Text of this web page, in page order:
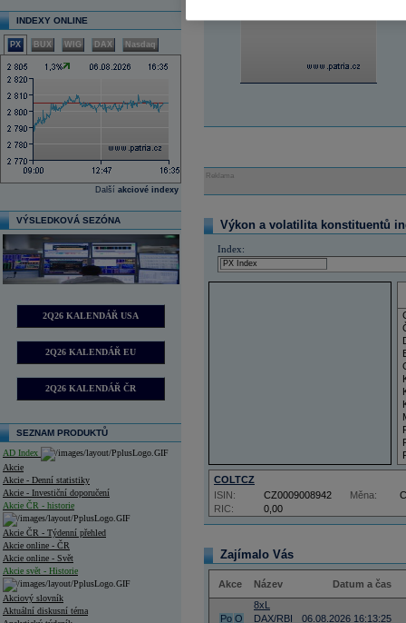
INDEXY ONLINE
PX BUX WIG DAX Nasdaq
Další akciové indexy
VÝSLEDKOVÁ SEZÓNA
2Q26 KALENDÁŘ USA
2Q26 KALENDÁŘ EU
2Q26 KALENDÁŘ ČR
SEZNAM PRODUKTŮ
AD Index
Akcie
Akcie - Denní statistiky
Akcie - Investiční doporučení
Akcie ČR - historie
Akcie ČR - Týdenní přehled
Akcie online - ČR
Akcie online - Svět
Akcie svět - Historie
Akciový slovník
Aktuální diskusní téma
Reklama
Výkon a volatilita konstituentů
Index:
COLTCZ
RIC: 0,00
ISIN: CZ0009008942 Měna:
Zajímalo Vás
Akce Název Datum a čas
Po O
8xL
DAX/RBI
06.08.2026 16:13:25